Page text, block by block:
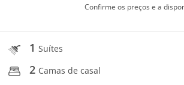
Confirme os preços e a
1Suítes
2 Camas de casal